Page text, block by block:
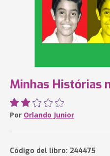
Minhas Histórias
Por Orlando Junior
Código del libro: 244475